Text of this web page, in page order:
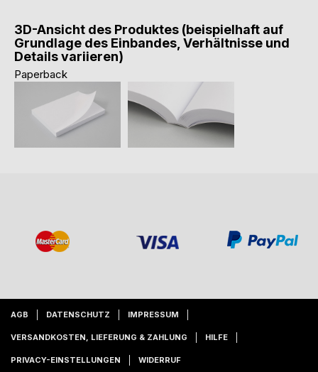
3D-Ansicht des Produktes (beispielhaft auf
Grundlage des Einbandes, Verhältnisse und
Details variieren)
Paperback
AGB DATENSCHUTZ IMPRESSUM
VERSANDKOSTEN, LIEFERUNG & ZAHLUNG HILFE
PRIVACY-EINSTELLUNGEN WIDERRUF